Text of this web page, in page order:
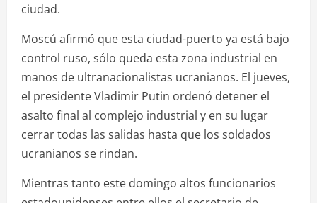
ciudad.
Moscú afirmó que esta ciudad-puerto ya está bajo
control ruso, sólo queda esta zona industrial en
manos de ultranacionalistas ucranianos. El jueves,
el presidente Vladimir Putin ordenó detener el
asalto final al complejo industrial y en su lugar
cerrar todas las salidas hasta que los soldados
ucranianos se rindan.
Mientras tanto este domingo altos funcionarios